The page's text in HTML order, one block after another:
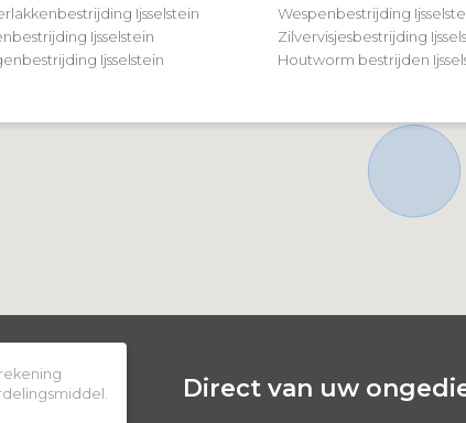
Ijsselstein
Ijsselstein
Ijsselstein
Wespenbestrijding
Zilvervisjesbestrijding
Houtworm bestrijden
Direct van uw